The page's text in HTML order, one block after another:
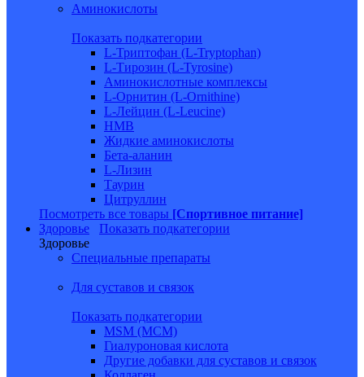
Аминокислоты
Показать подкатегории
L-Триптофан (L-Tryptophan)
L-Тирозин (L-Tyrosine)
Аминокислотные комплексы
L-Орнитин (L-Ornithine)
L-Лейцин (L-Leucine)
HMB
Жидкие аминокислоты
Бета-аланин
L-Лизин
Таурин
Цитруллин
Посмотреть все товары [Спортивное питание]
Здоровье
Показать подкатегории
Здоровье
Специальные препараты
Для суставов и связок
Показать подкатегории
MSM (МСМ)
Гиалуроновая кислота
Другие добавки для суставов и связок